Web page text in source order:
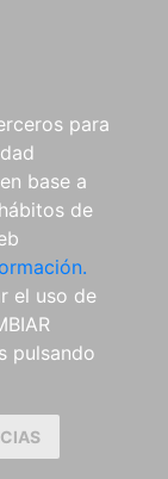
para
base a
de
el uso de
pulsando